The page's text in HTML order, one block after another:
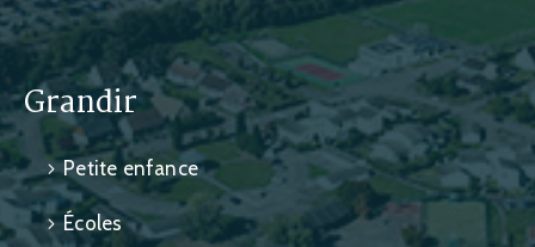
Grandir
Petite enfance
Écoles